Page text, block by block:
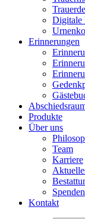
Digitale
Erinnerungen
Produkte
Über uns
Team
Karriere
Spenden
Kontakt